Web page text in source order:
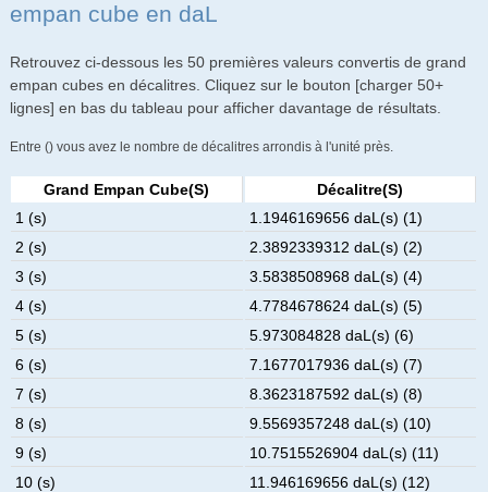
empan cube en daL
Retrouvez ci-dessous les 50 premières valeurs convertis de grand
empan cubes en décalitres. Cliquez sur le bouton [charger 50+
lignes] en bas du tableau pour afficher davantage de résultats.
Entre () vous avez le nombre de décalitres arrondis à l'unité près.
Grand Empan Cube(s)
Décalitre(s)
1 (s)
1.1946169656 daL(s) (1)
2 (s)
2.3892339312 daL(s) (2)
3 (s)
3.5838508968 daL(s) (4)
4 (s)
4.7784678624 daL(s) (5)
5 (s)
5.973084828 daL(s) (6)
6 (s)
7.1677017936 daL(s) (7)
7 (s)
8.3623187592 daL(s) (8)
8 (s)
9.5569357248 daL(s) (10)
9 (s)
10.7515526904 daL(s) (11)
10 (s)
11.946169656 daL(s) (12)